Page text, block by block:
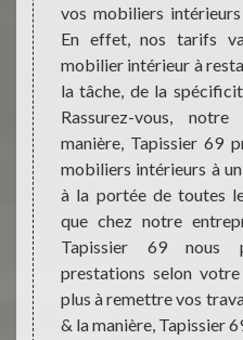
vous
de
de
les
69.
vos mobiliers
En effet, nos tarifs
mobilier intérieur à
la tâche, de la
Rassurez-vous,
manière, Tapissier 69
mobiliers intérieurs à
à la portée de toutes
que chez notre
Tapissier 69 nous
prestations selon
plus à remettre vos
& la manière, Tapissier